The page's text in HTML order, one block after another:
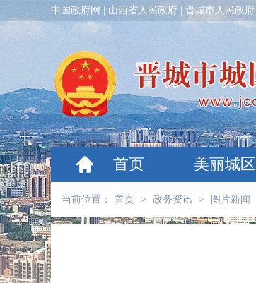
中国政府网 山西省人民政府 晋城市人民政府
首页 美丽城区
当前位置： 首页 > 政务资讯 > 图片新闻